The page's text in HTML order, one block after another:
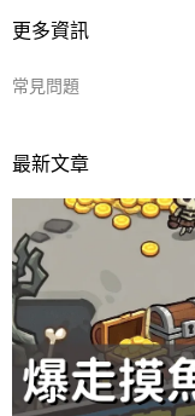
更多資訊
常見問題
最新文章